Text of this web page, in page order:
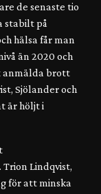
de senaste tio
stabilt på
hälsa får man
än 2020 och
anmälda brott
Sjölander och
är höljt i
Lindqvist,
för att minska